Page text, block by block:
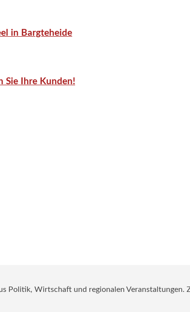
in Bargteheide
Sie Ihre Kunden!
Politik, Wirtschaft und regionalen Veranstaltungen.